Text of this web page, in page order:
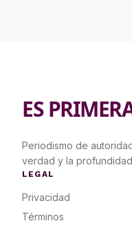
ES
Periodismo de
verdad y la
LEGAL
Privacidad
Términos